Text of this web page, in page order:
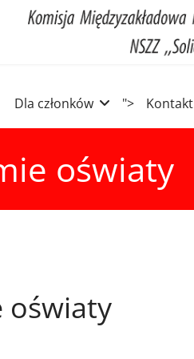
Dla członków "> Kontakt
oświaty
oświaty